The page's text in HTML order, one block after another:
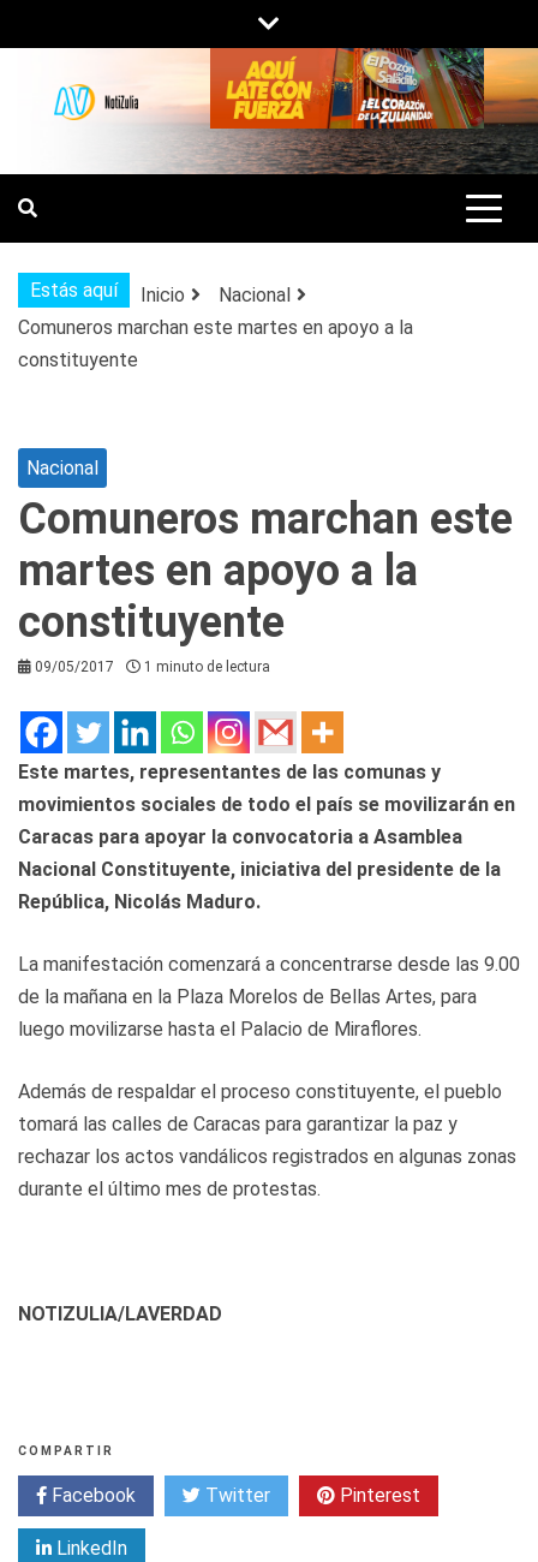
al
contenido
NOTIZULIA
NOTICIAS DEL ZULIA, VENEZUELA Y
DE INTERÉS GENERAL.
Estás aquí Inicio
Nacional
Comuneros marchan este martes en apoyo a la
constituyente
Nacional
Comuneros marchan este
martes en apoyo a la
constituyente
09/05/2017 1 minuto de lectura
Este martes, representantes de las comunas y
movimientos sociales de todo el país se movilizarán en
Caracas para apoyar la convocatoria a Asamblea
Nacional Constituyente, iniciativa del presidente de la
República, Nicolás Maduro.
La manifestación comenzará a concentrarse desde las 9.00
de la mañana en la Plaza Morelos de Bellas Artes, para
luego movilizarse hasta el Palacio de Miraflores.
Además de respaldar el proceso constituyente, el pueblo
tomará las calles de Caracas para garantizar la paz y
rechazar los actos vandálicos registrados en algunas zonas
durante el último mes de protestas.
NOTIZULIA/LAVERDAD
COMPARTIR
Facebook Twitter Pinterest
LinkedIn